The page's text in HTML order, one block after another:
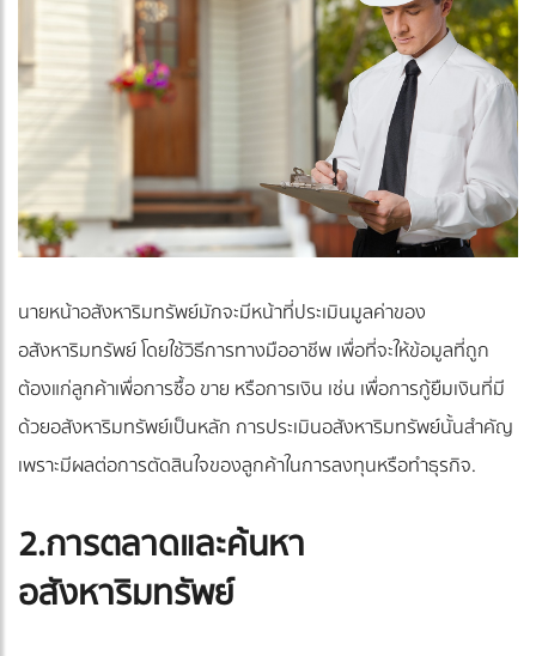
นายหน้าอสังหาริมทรัพย์มักจะมีหน้าที่ประเมินมูลค่าของ
อสังหาริมทรัพย์ โดยใช้วิธีการทางมืออาชีพ เพื่อที่จะให้ข้อมูลที่ถูก
ต้องแก่ลูกค้าเพื่อการซื้อ ขาย หรือการเงิน เช่น เพื่อการกู้ยืมเงินที่มี
ด้วยอสังหาริมทรัพย์เป็นหลัก การประเมินอสังหาริมทรัพย์นั้นสำคัญ
เพราะมีผลต่อการตัดสินใจของลูกค้าในการลงทุนหรือทำธุรกิจ.
2.การตลาดและค้นหา
อสังหาริมทรัพย์